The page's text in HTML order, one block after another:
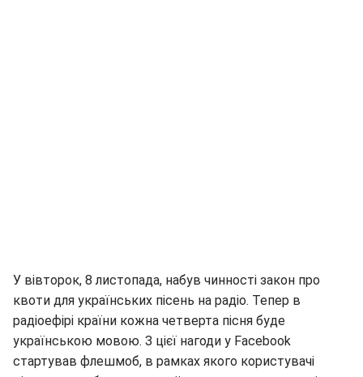
У вівторок, 8 листопада, набув чинності закон про
квоти для українських пісень на радіо. Тепер в
радіоефірі країни кожна четверта пісня буде
українською мовою. З цієї нагоди у Facebook
стартував флешмоб, в рамках якого користувачі